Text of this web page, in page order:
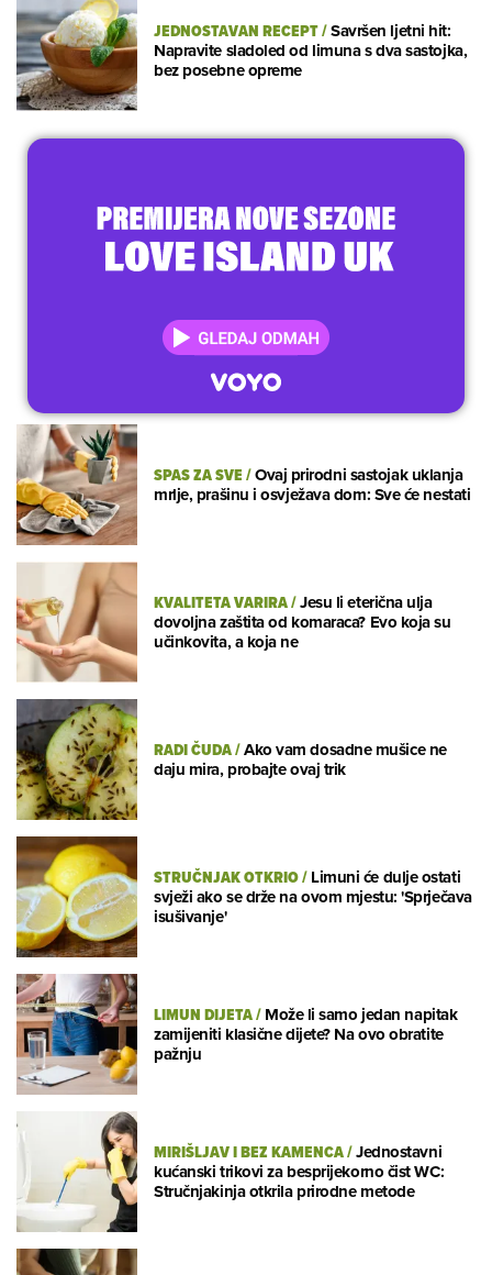
JEDNOSTAVAN RECEPT/Savršen ljetni hit:
Napravite sladoled od limuna s dva sastojka,
bez posebne opreme
SPAS ZA SVE/Ovaj prirodni sastojak uklanja
mrlje, prašinu i osvježava dom: Sve će nestati
KVALITETA VARIRA/Jesu li eterična ulja
dovoljna zaštita od komaraca? Evo koja su
učinkovita, a koja ne
RADI ČUDA/Ako vam dosadne mušice ne
daju mira, probajte ovaj trik
STRUČNJAK OTKRIO/Limuni će dulje ostati
svježi ako se drže na ovom mjestu: 'Sprječava
isušivanje'
LIMUN DIJETA/Može li samo jedan napitak
zamijeniti klasične dijete? Na ovo obratite
pažnju
MIRIŠLJAV I BEZ KAMENCA/Jednostavni
kućanski trikovi za besprijekorno čist WC:
Stručnjakinja otkrila prirodne metode